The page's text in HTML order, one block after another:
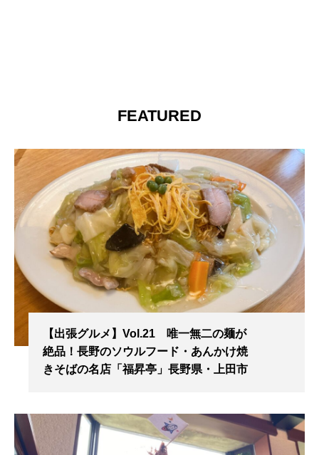
FEATURED
【出張グルメ】Vol.21 唯一無二の麺が
絶品！長野のソウルフード・あんかけ焼
きそばの名店「福昇亭」長野県・上田市